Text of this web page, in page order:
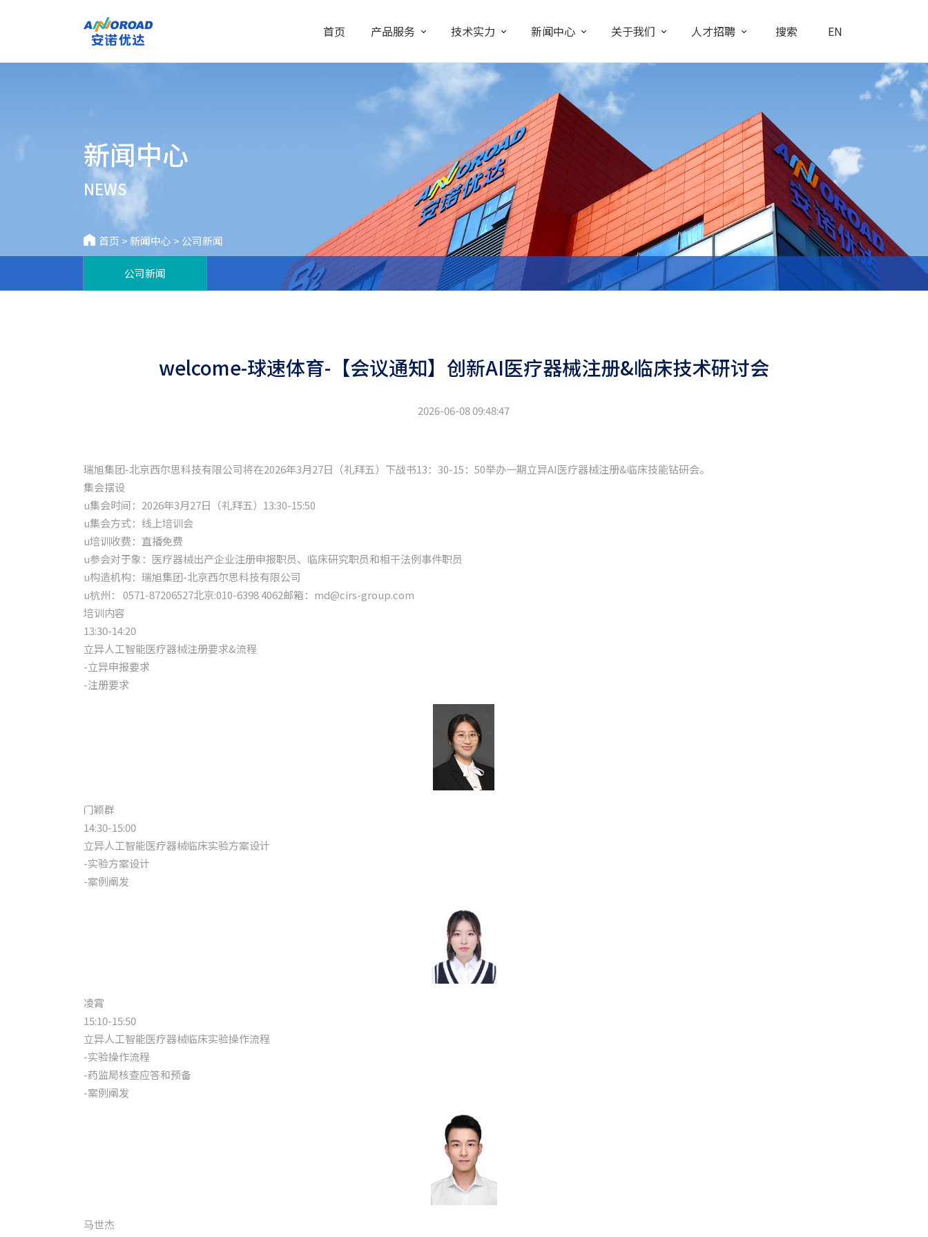
首页 产品服务 技术实力 新闻中心 关于我们 人才招聘 搜索 EN
新闻中心
NEWS
首页 >新闻中心 > 公司新闻
公司新闻
welcome-球速体育-【会议通知】创新AI医疗器械注册&临床技术研讨会
2026-06-08 09:48:47
瑞旭集团-北京西尔思科技有限公司将在2026年3月27日（礼拜五）下战书13：30-15：50举办一期立异AI医疗器械注册&临床技能钻研会。
集会摆设
u集会时间：2026年3月27日（礼拜五）13:30-15:50
u集会方式：线上培训会
u培训收费：直播免费
u参会对于象：医疗器械出产企业注册申报职员、临床研究职员和相干法例事件职员
u构造机构：瑞旭集团-北京西尔思科技有限公司
u杭州： 0571-87206527北京:010-6398 4062邮箱：md@cirs-group.com
培训内容
13:30-14:20
立异人工智能医疗器械注册要求&流程
-立异申报要求
-注册要求
门颖群
14:30-15:00
立异人工智能医疗器械临床实验方案设计
-实验方案设计
-案例阐发
凌霄
15:10-15:50
立异人工智能医疗器械临床实验操作流程
-实验操作流程
-药监局核查应答和预备
-案例阐发
马世杰